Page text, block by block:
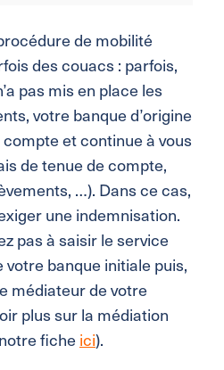
de mobilité
des couacs : parfois,
pas mis en place les
votre banque d’origine
et continue à vous
de tenue de compte,
…). Dans ce cas,
une indemnisation.
pas à saisir le service
banque initiale puis,
médiateur de votre
plus sur la médiation
ficheici).